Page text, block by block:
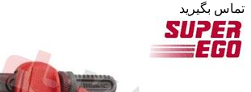
تماس بگیرید